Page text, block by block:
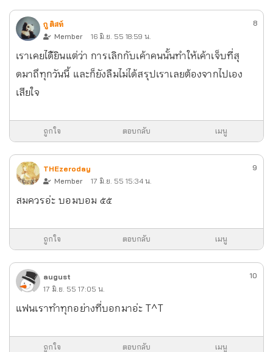
กู ติสท์
Member
16 มิ.ย. 55 18:59 น.
8
เราเคยได้ิยินแต่ว่า การเลิกกับเค้าคนนั้นทำให้เค้าเจ็บที่สุ
ดมาถึทุกวันนี้ และก็ยังลืมไม่ได้สรุปเราเลยต้องจากไปเอง
เสียใจ
ถูกใจ ตอบกลับ เมนู
THEzeroday
Member
17 มิ.ย. 55 15:34 น.
9
สมควรอ่ะ บอมบอม ๕๕
ถูกใจ ตอบกลับ เมนู
august
17 มิ.ย. 55 17:05 น.
10
แฟนเราทำทุกอย่างที่บอกมาอ่ะ T^T
ถูกใจ ตอบกลับ เมนู